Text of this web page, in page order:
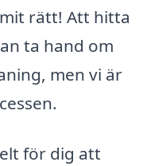
rätt! Att hitta
ta hand om
men vi är
för dig att